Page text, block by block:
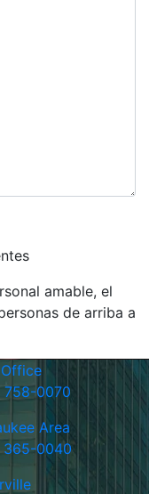
amable, el
de arriba a
758-0070
Area
365-0040